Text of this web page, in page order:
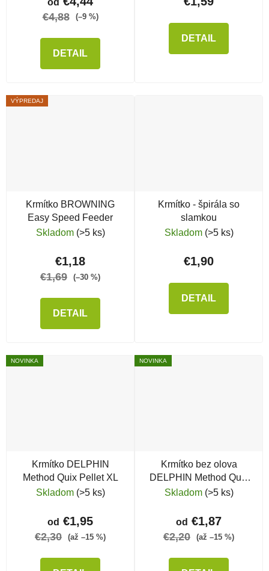
€4,88 (–9 %)
DETAIL
DETAIL
VÝPREDAJ
Krmítko BROWNING
Easy Speed Feeder
Skladom (>5 ks)
€1,18
€1,69 (–30 %)
DETAIL
Krmítko - špirála so
slamkou
Skladom (>5 ks)
€1,90
DETAIL
NOVINKA
Krmítko DELPHIN
Method Quix Pellet XL
Skladom (>5 ks)
od €1,95
€2,30 (až –15 %)
NOVINKA
Krmítko bez olova
DELPHIN Method Quix
Eco L
Skladom (>5 ks)
od €1,87
€2,20 (až –15 %)